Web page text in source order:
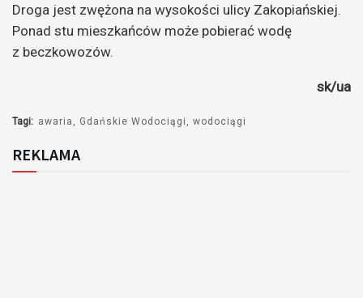
Droga jest zwężona na wysokości ulicy Zakopiańskiej.
Ponad stu mieszkańców może pobierać wodę
z beczkowozów.
sk/ua
Tagi: awaria Gdańskie Wodociągi wodociągi
REKLAMA